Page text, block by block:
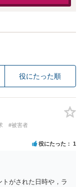
役にたった順
#被害者
役にたった 1
がされた日時や，ラ